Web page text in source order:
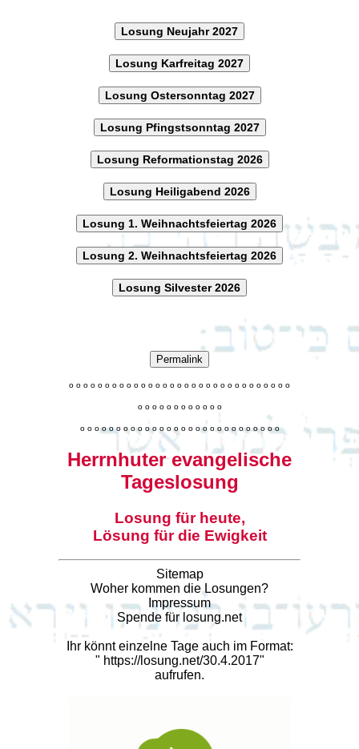
Losung Neujahr 2027
Losung Karfreitag 2027
Losung Ostersonntag 2027
Losung Pfingstsonntag 2027
Losung Reformationstag 2026
Losung Heiligabend 2026
Losung 1. Weihnachtsfeiertag 2026
Losung 2. Weihnachtsfeiertag 2026
Losung Silvester 2026
Permalink
o o o o o o o o o o o o o o o o o o o o o o o o o o o o o o o
o o o o o o o o o o o o
o o o o o o o o o o o o o o o o o o o o o o o o o o o o
Herrnhuter evangelische
Tageslosung
Losung für heute,
Lösung für die Ewigkeit
Sitemap
Woher kommen die Losungen?
Impressum
Spende für losung.net
Ihr könnt einzelne Tage auch im Format:
" https://losung.net/30.4.2017"
aufrufen.